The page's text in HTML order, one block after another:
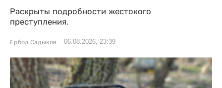
Раскрыты подробности жестокого
преступления.
Ербол Садыков 06.08.2026, 23:39